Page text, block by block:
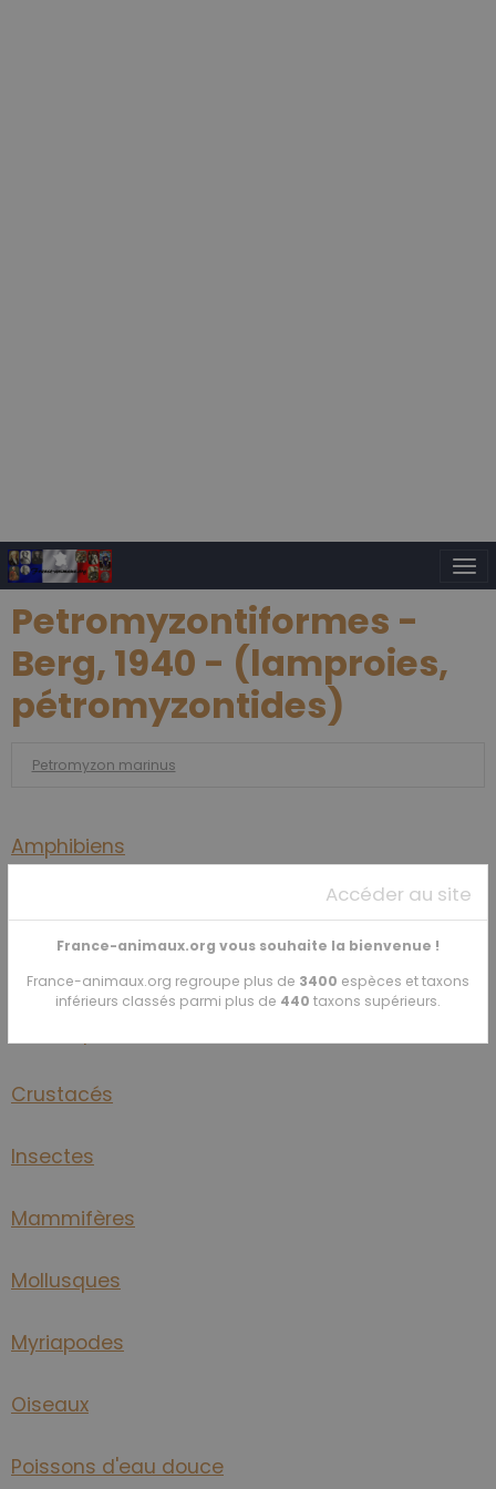
Petromyzontiformes -
Berg, 1940 - (lamproies,
pétromyzontides)
Petromyzon marinus
Amphibiens
Arachnidés
Crustacés
Insectes
Mammifères
Mollusques
Myriapodes
Oiseaux
Poissons d'eau douce
Accéder au site
France-animaux.org vous souhaite la bienvenue !
France-animaux.org regroupe plus de 3400 espèces et taxons
inférieurs classés parmi plus de 440 taxons supérieurs.